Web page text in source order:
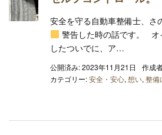
安全を守る自動車整備士、
警告した時の話です。 オ
したついでに、ア…
公開済み: 2023年11月21日 作成
カテゴリー:安全・安心,想い,整備